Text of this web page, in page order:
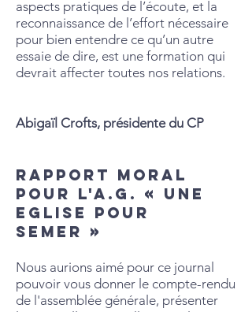
aspects pratiques de l’écoute, et la
reconnaissance de l’effort nécessaire
pour bien entendre ce qu’un autre
essaie de dire, est une formation qui
devrait affecter toutes nos relations.
Abigaïl Crofts, présidente du CP
RAPPORT MORAL
POUR L'A.G. « UNE
EGLISE POUR
SEMER »
Nous aurions aimé pour ce journal
pouvoir vous donner le compte-rendu
de l'assemblée générale, présenter